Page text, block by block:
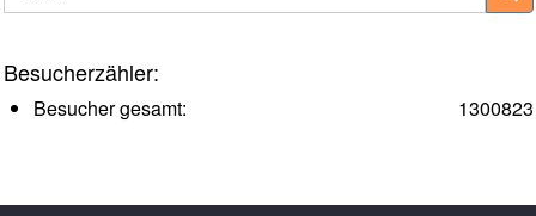
Besucherzähler:
1300823
Besucher gesamt: